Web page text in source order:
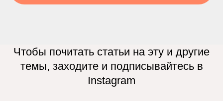
Чтобы почитать статьи на эту и другие
темы, заходите и подписывайтесь в
Instagram